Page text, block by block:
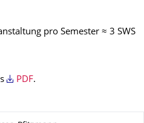
pro Semester ≈ 3 SWS
PDF.